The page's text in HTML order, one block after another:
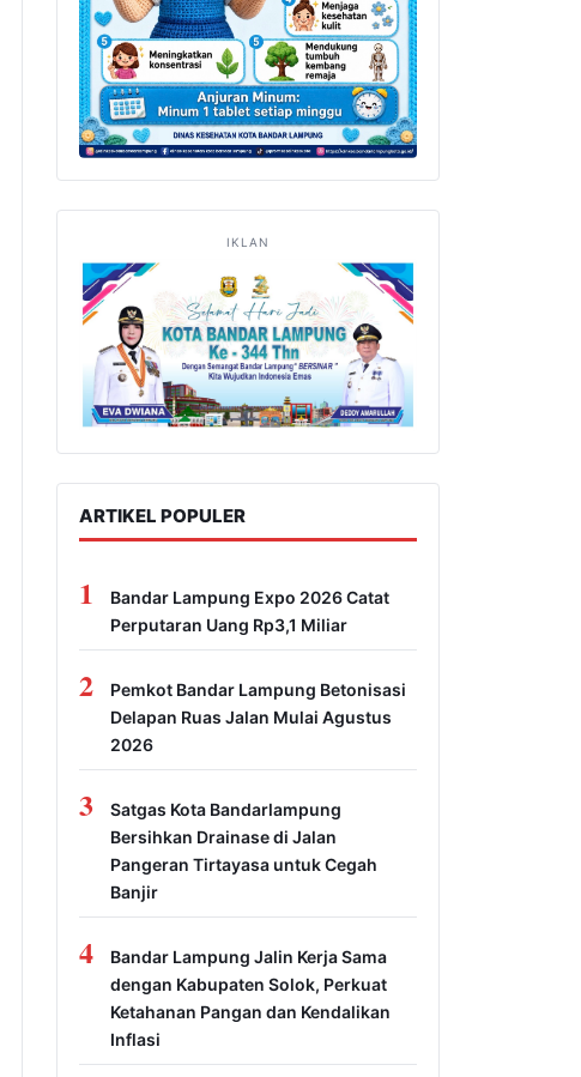
IKLAN
ARTIKEL POPULER
1
Bandar Lampung Expo 2026 Catat
Perputaran Uang Rp3,1 Miliar
2
Pemkot Bandar Lampung Betonisasi
Delapan Ruas Jalan Mulai Agustus
2026
3
Satgas Kota Bandarlampung
Bersihkan Drainase di Jalan
Pangeran Tirtayasa untuk Cegah
Banjir
4
Bandar Lampung Jalin Kerja Sama
dengan Kabupaten Solok, Perkuat
Ketahanan Pangan dan Kendalikan
Inflasi